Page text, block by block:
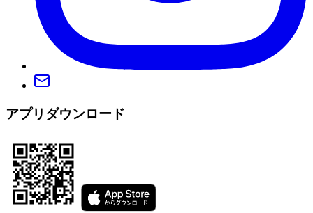
アプリダウンロード